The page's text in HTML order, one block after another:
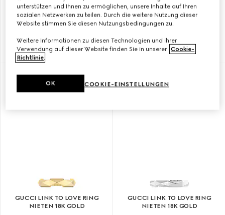
GUCCI LINK TO LOVE RING
SPIEGEL-FINISH 18K GOLD
KČ 28.900
GUCCI LINK TO LOVE RING
NIETEN 18K GOLD
KČ 44.400
GUCCI LINK TO LOVE RING
NIETEN 18K GOLD
GUCCI LINK TO LOVE RING
NIETEN 18K GOLD
unterstützen und Ihnen zu ermöglichen, unsere Inhalte auf Ihren
sozialen Netzwerken zu teilen. Durch die weitere Nutzung dieser
Website stimmen Sie diesen Nutzungsbedingungen zu.
Weitere Informationen zu diesen Technologien und ihrer
Verwendung auf dieser Website finden Sie in unserer Cookie-
Richtlinie.
COOKIE-EINSTELLUNGEN
OK